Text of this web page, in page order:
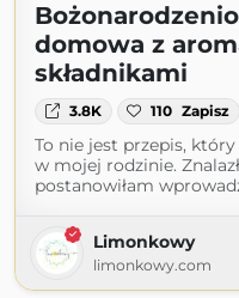
domowa z
składnikami
3.8K 110 Zapisz
To nie jest przepis,
w mojej rodzinie.
postanowiłam
Limonkowy
limonkowy.com